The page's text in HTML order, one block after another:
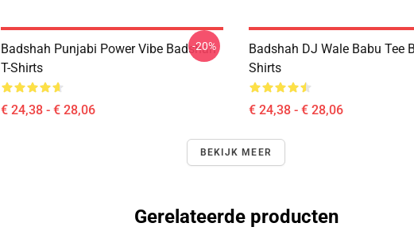
Badshah Punjabi Power Vibe Badshah
T-Shirts
€ 24,38 - € 28,06
-20%
Badshah DJ Wale Babu Tee
Shirts
€ 24,38 - € 28,06
BEKIJK MEER
Gerelateerde producten